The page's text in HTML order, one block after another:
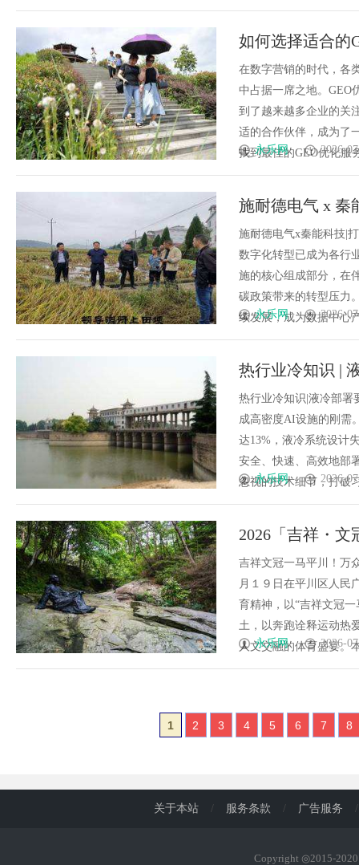
如何选择适合的
在数字营销的时代，各
中占据一席之地。GEO
到了越来越多企业的关
适的合作伙伴，成为了
找到最佳的GEO优化服
永乐网 2026-
施耐德电气 x 秦
施耐德电气x秦能科技|
数字化转型已成为各行
施的核心组成部分，在
碳政策带来的转型压力
续发展，成为数据中心
永乐网 2026-
热行业冷知识 |
热行业冷知识|液冷部署
成高密度AI设施的刚需
达13%，液冷系统设计
安全、快速、高效地部
忽视的技术细节，打破
永乐网 2026-
2026「吉祥・
吉祥文冠一马平川！万
月１９日在平川区人民
育精神，以“吉祥文冠
土，以奔跑诠释运动热
人文交融的体育盛宴。
永乐网 2026-
1 2 3 4 5 6 7 8
关于本站 / 服务条款 / 广告服务 /
Copyright ◎2015-